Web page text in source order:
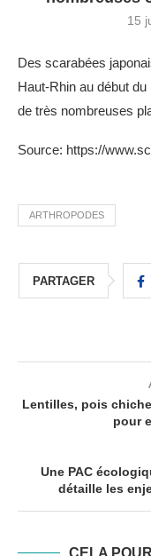
15
Des scarabées
Haut-Rhin au début
de très nombreuses
Source: https://
ARTHROPODES
PARTAGER
Lentilles, pois
pour
Une PAC
détaille les